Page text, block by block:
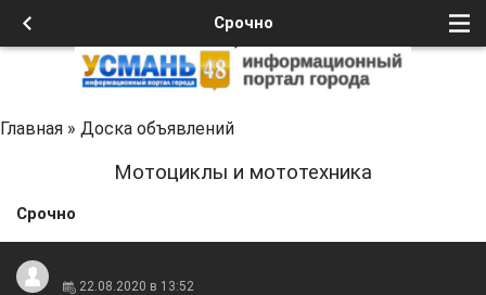
Срочно
Главная » Доска объявлений
Мотоциклы и мототехника
Срочно
22.08.2020 в 13:52